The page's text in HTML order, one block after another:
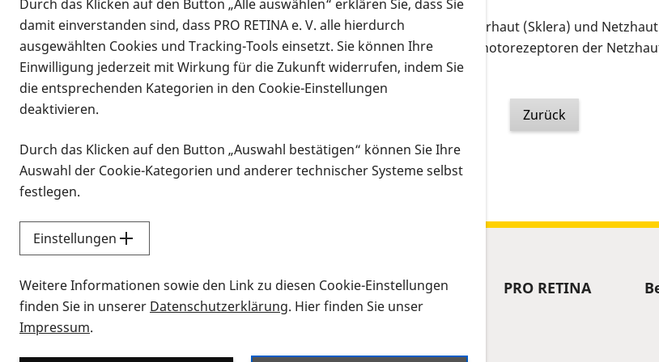
Vorlesen
Aderhaut (auch: Chorioidea):Teil der Uvea, zwischen Lederhaut (Sklera) und
gefäßreichste Schicht des Auges für die Ernährung der Photorezeptoren der
wesentlich.
Zurück
Sitemap
Netzhauterkrankungen Leben Forschung PRO RETINA
Durch das Klicken auf den Button „Alle auswählen“ erklären Sie, dass Sie
damit einverstanden sind, dass PRO RETINA e. V. alle hierdurch
ausgewählten Cookies und Tracking-Tools einsetzt. Sie können Ihre
Einwilligung jederzeit mit Wirkung für die Zukunft widerrufen, indem Sie
die entsprechenden Kategorien in den Cookie-Einstellungen
deaktivieren.
Durch das Klicken auf den Button „Auswahl bestätigen“ können Sie Ihre
Auswahl der Cookie-Kategorien und anderer technischer Systeme selbst
festlegen.
Einstellungen
Weitere Informationen sowie den Link zu diesen Cookie-Einstellungen
finden Sie in unserer Datenschutzerklärung. Hier finden Sie unser
Impressum.